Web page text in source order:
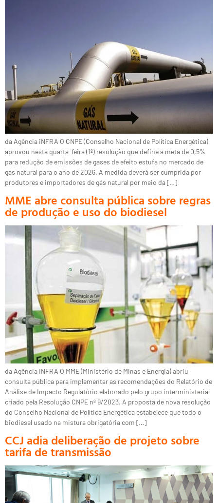
da Agência iNFRA O CNPE (Conselho Nacional de Política Energética)
aprovou nesta quarta-feira (1º) resolução que define a meta de 0,5%
para redução de emissões de gases de efeito estufa no mercado de
gás natural para o ano de 2026. A medida deverá ser cumprida por
produtores e importadores de gás natural por meio da […]
MME abre consulta pública sobre regras
de produção e uso do biodiesel
da Agência iNFRA O MME (Ministério de Minas e Energia) abriu
consulta pública para implementar as recomendações do Relatório de
Análise de Impacto Regulatório elaborado pelo grupo interministerial
criado pela Resolução CNPE nº 9/2023. A proposta de nova resolução
do Conselho Nacional de Política Energética estabelece que todo o
biodiesel usado na mistura obrigatória com […]
CCJ adia deliberação de projeto sobre
tarifa de transmissão